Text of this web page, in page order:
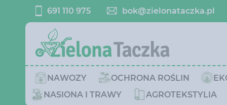
691 110 975 bok@zielonataczka.pl
NAWOZY OCHRONA ROŚLIN
NASIONA I TRAWY
AGROTEKSTYLIA